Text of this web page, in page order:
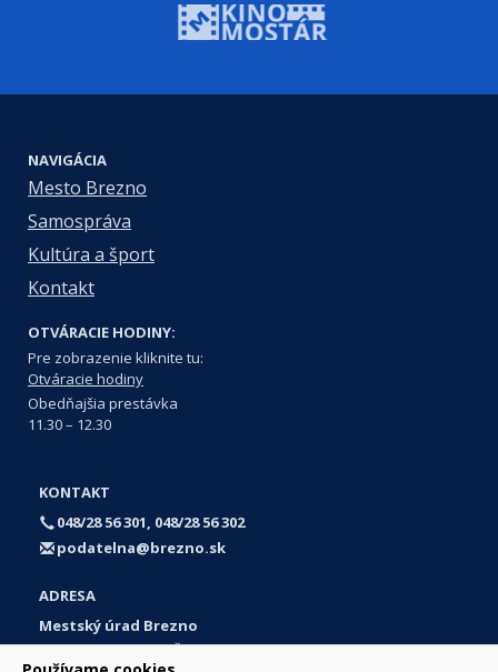
NAVIGÁCIA
Mesto Brezno
Samospráva
Kultúra a šport
Kontakt
OTVÁRACIE HODINY:
Pre zobrazenie kliknite tu:
Otváracie hodiny
Obedňajšia prestávka
11.30 – 12.30
KONTAKT
048/28 56 301, 048/28 56 302
podatelna@brezno.sk
ADRESA
Mestský úrad Brezno
Námestie gen. M. R. Štefánika 1